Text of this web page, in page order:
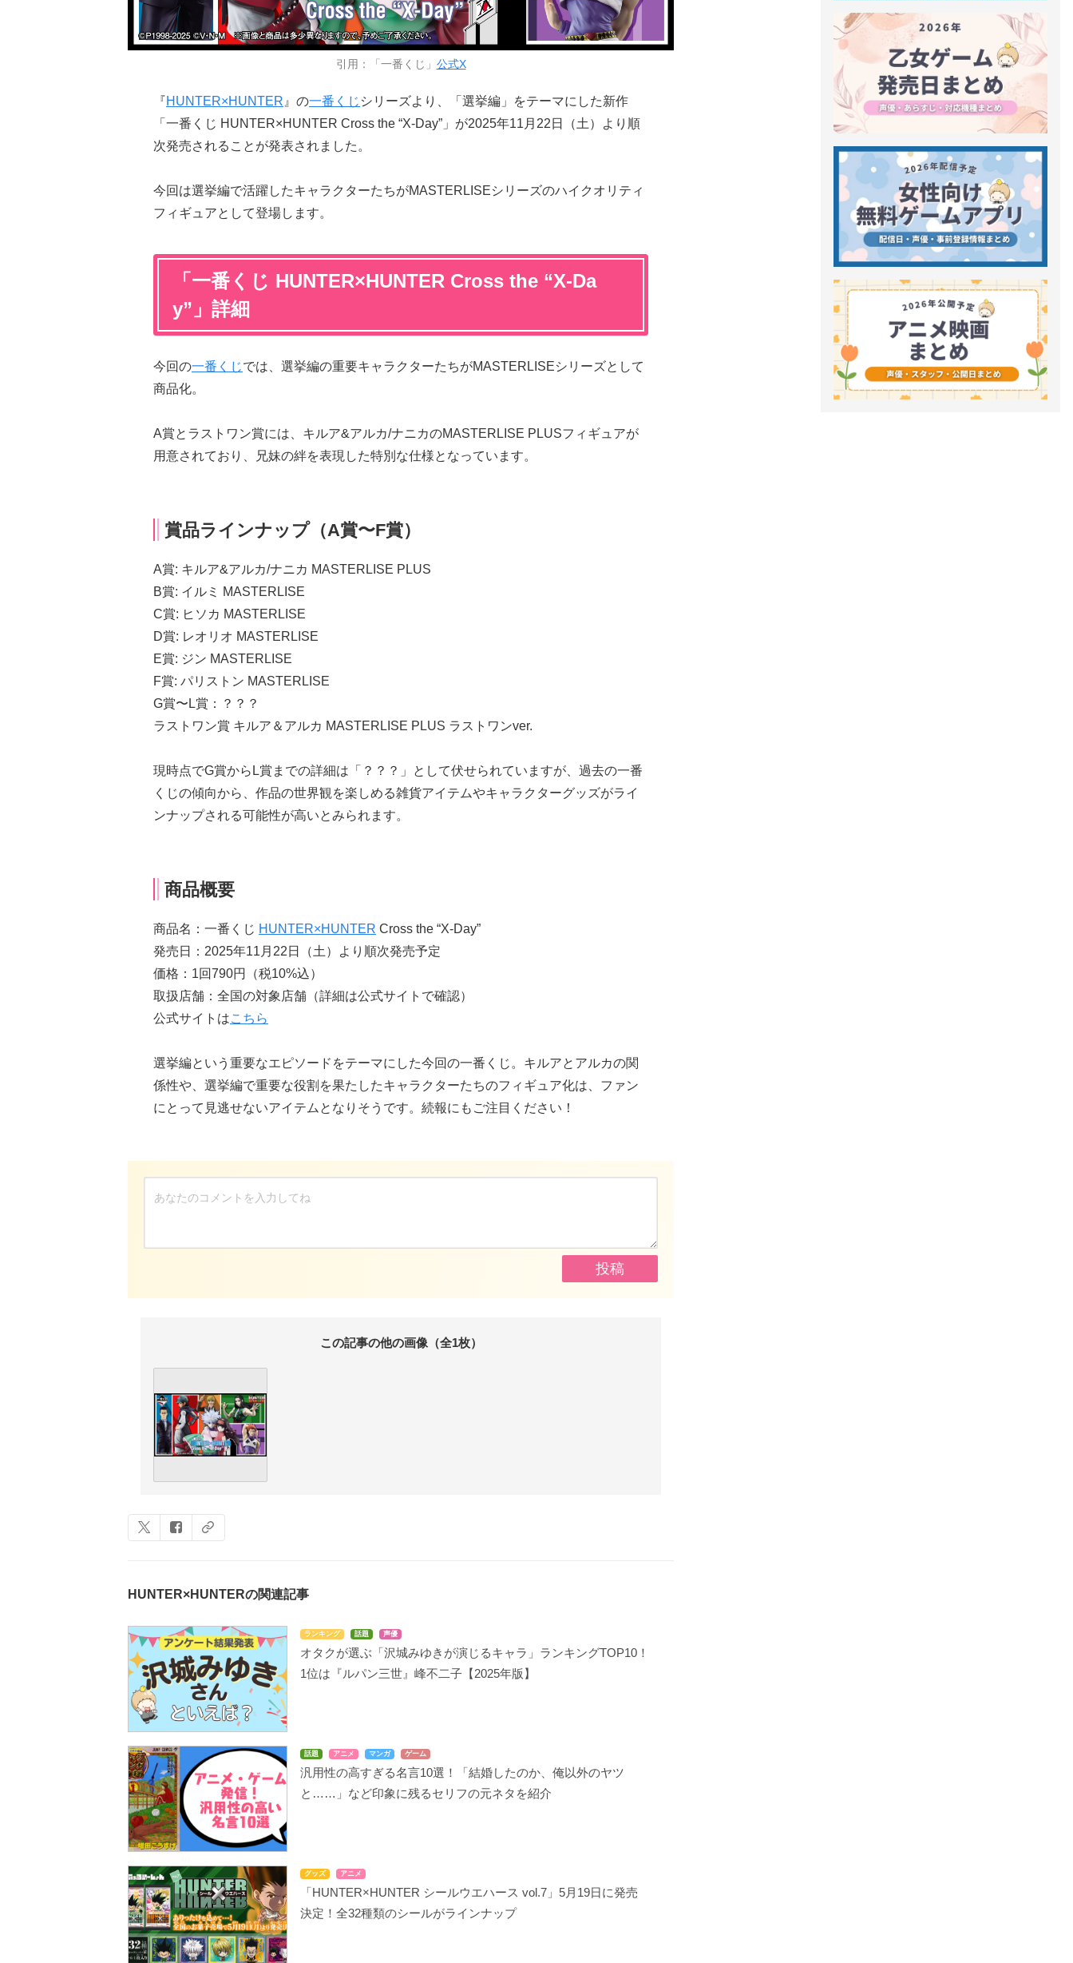
引用：「一番くじ」 公式X
『HUNTER×HUNTER 』の一番くじ シリーズより、「選挙編」をテーマにした新作
「一番くじ HUNTER×HUNTER Cross the “X-Day”」が2025年11月22日（土）より順
次発売されることが発表されました。
今回は選挙編で活躍したキャラクターたちがMASTERLISEシリーズのハイクオリティ
フィギュアとして登場します。
「一番くじ HUNTER×HUNTER Cross the “X-Da
y”」詳細
今回の一番くじでは、選挙編の重要キャラクターたちがMASTERLISEシリーズとして
商品化。
A賞とラストワン賞には、キルア&アルカ/ナニカのMASTERLISE PLUSフィギュアが
用意されており、兄妹の絆を表現した特別な仕様となっています。
賞品ラインナップ（A賞〜F賞）
A賞: キルア&アルカ/ナニカ MASTERLISE PLUS
B賞: イルミ MASTERLISE
C賞: ヒソカ MASTERLISE
D賞: レオリオ MASTERLISE
E賞: ジン MASTERLISE
F賞: パリストン MASTERLISE
G賞〜L賞：？？？
ラストワン賞 キルア＆アルカ MASTERLISE PLUS ラストワンver.
現時点でG賞からL賞までの詳細は「？？？」として伏せられていますが、過去の一番
くじの傾向から、作品の世界観を楽しめる雑貨アイテムやキャラクターグッズがライ
ンナップされる可能性が高いとみられます。
商品概要
商品名：一番くじ HUNTER×HUNTER Cross the “X-Day”
発売日：2025年11月22日（土）より順次発売予定
価格：1回790円（税10%込）
取扱店舗：全国の対象店舗（詳細は公式サイトで確認）
公式サイトはこちら
選挙編という重要なエピソードをテーマにした今回の一番くじ。キルアとアルカの関
係性や、選挙編で重要な役割を果たしたキャラクターたちのフィギュア化は、ファン
にとって見逃せないアイテムとなりそうです。続報にもご注目ください！
この記事の他の画像（全1枚）
HUNTER×HUNTERの関連記事
ランキング 話題 声優
オタクが選ぶ「沢城みゆきが演じるキャラ」ランキングTOP10！
1位は『ルパン三世』峰不二子【2025年版】
話題 アニメ マンガ ゲーム
汎用性の高すぎる名言10選！「結婚したのか、俺以外のヤツ
と……」など印象に残るセリフの元ネタを紹介
グッズ アニメ
「HUNTER×HUNTER シールウエハース vol.7」5月19日に発売
決定！全32種類のシールがラインナップ